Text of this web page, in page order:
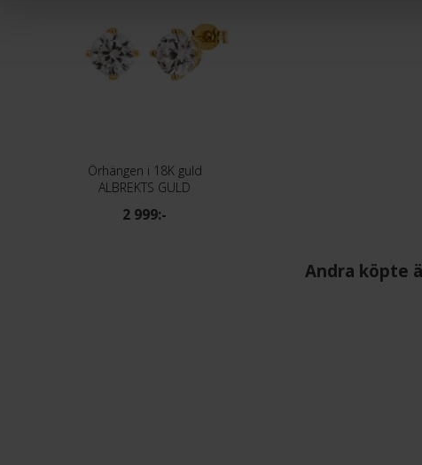
Örhängen i 18K guld
ALBREKTS GULD
2 999:-
Andra köpte